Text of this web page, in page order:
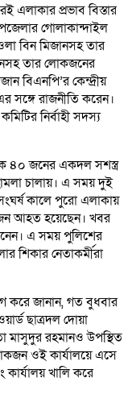
এলাকার প্রভাব বিস্তার
গোলাকান্দাইল
বিন মিজানসহ তার
তার লোকজনের
বিএনপি’র কেন্দ্রীয়
সঙ্গে রাজনীতি করেন।
নির্বাহী সদস্য
৪০ জনের একদল সশস্ত্র
চালায়। এ সময় দুই
কালে পুরো এলাকায়
আহত হয়েছেন। খবর
এ সময় পুলিশের
শিকার নেতাকর্মীরা
করে জানান, গত বুধবার
ছাত্রদল দোয়া
মাসুদুর রহমানও উপস্থিত
ওই কার্যালয়ে এসে
কার্যালয় খালি করে